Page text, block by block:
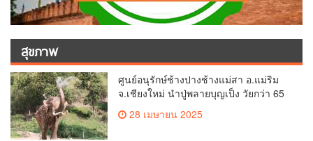
สุขภาพ
ศูนย์อนุรักษ์ช้างปางช้างแม่สา อ.แม่ริม
จ.เชียงใหม่ นำปู่พลายบุญเป็ง วัยกว่า 65
28 เมษายน 2025